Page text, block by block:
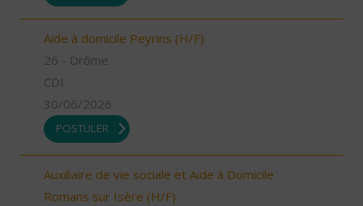
Aide à domicile Peyrins (H/F)
26 - Drôme
CDI
30/06/2026
POSTULER
Auxiliaire de vie sociale et Aide à Domicile
Romans sur Isère (H/F)